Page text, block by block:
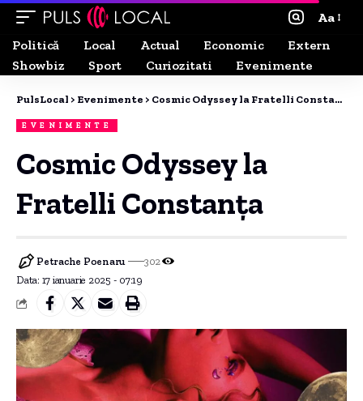
Aa
Politică
Local Actual Economic
Extern
Showbiz
Sport Curiozitati Evenimente
PulsLocal > Evenimente > Cosmic Odyssey la Fratelli Constanța
EVENIMENTE
Cosmic Odyssey la
Fratelli Constanța
Data: 17 ianuarie 2025 - 07:19
Petrache Poenaru 302